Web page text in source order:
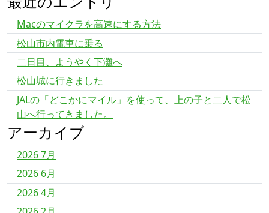
Macのマイクラを高速にする方法
松山市内電車に乗る
二日目、ようやく下灘へ
松山城に行きました
JALの「どこかにマイル」を使って、上の子と二人で松
山へ行ってきました。
アーカイブ
2026 7月
2026 6月
2026 4月